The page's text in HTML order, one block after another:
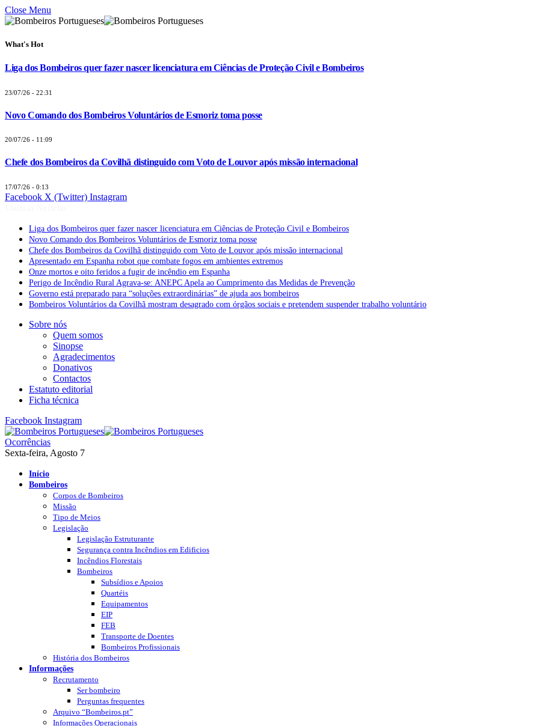
Close Menu
What's Hot
Liga dos Bombeiros quer fazer nascer licenciatura em Ciências de Proteção Civil e Bombeiros
23/07/26 - 22:31
Novo Comando dos Bombeiros Voluntários de Esmoriz toma posse
20/07/26 - 11:09
Chefe dos Bombeiros da Covilhã distinguido com Voto de Louvor após missão internacional
17/07/26 - 0:13
Facebook X (Twitter) Instagram
Liga dos Bombeiros quer fazer nascer licenciatura em Ciências de Proteção Civil e Bombeiros
Novo Comando dos Bombeiros Voluntários de Esmoriz toma posse
Chefe dos Bombeiros da Covilhã distinguido com Voto de Louvor após missão internacional
Apresentado em Espanha robot que combate fogos em ambientes extremos
Onze mortos e oito feridos a fugir de incêndio em Espanha
Perigo de Incêndio Rural Agrava-se: ANEPC Apela ao Cumprimento das Medidas de Prevenção
Governo está preparado para “soluções extraordinárias” de ajuda aos bombeiros
Bombeiros Voluntários da Covilhã mostram desagrado com órgãos sociais e pretendem suspender trabalho voluntário
Sobre nós
Quem somos
Sinopse
Agradecimentos
Donativos
Contactos
Estatuto editorial
Ficha técnica
Facebook Instagram
Ocorrências
Sexta-feira, Agosto 7
Início
Bombeiros
Corpos de Bombeiros
Missão
Tipo de Meios
Legislação
Legislação Estruturante
Segurança contra Incêndios em Edificios
Incêndios Florestais
Bombeiros
Subsídios e Apoios
Quartéis
Equipamentos
EIP
FEB
Transporte de Doentes
Bombeiros Profissionais
História dos Bombeiros
Informações
Recrutamento
Ser bombeiro
Perguntas frequentes
Arquivo “Bombeiros.pt”
Informações Operacionais